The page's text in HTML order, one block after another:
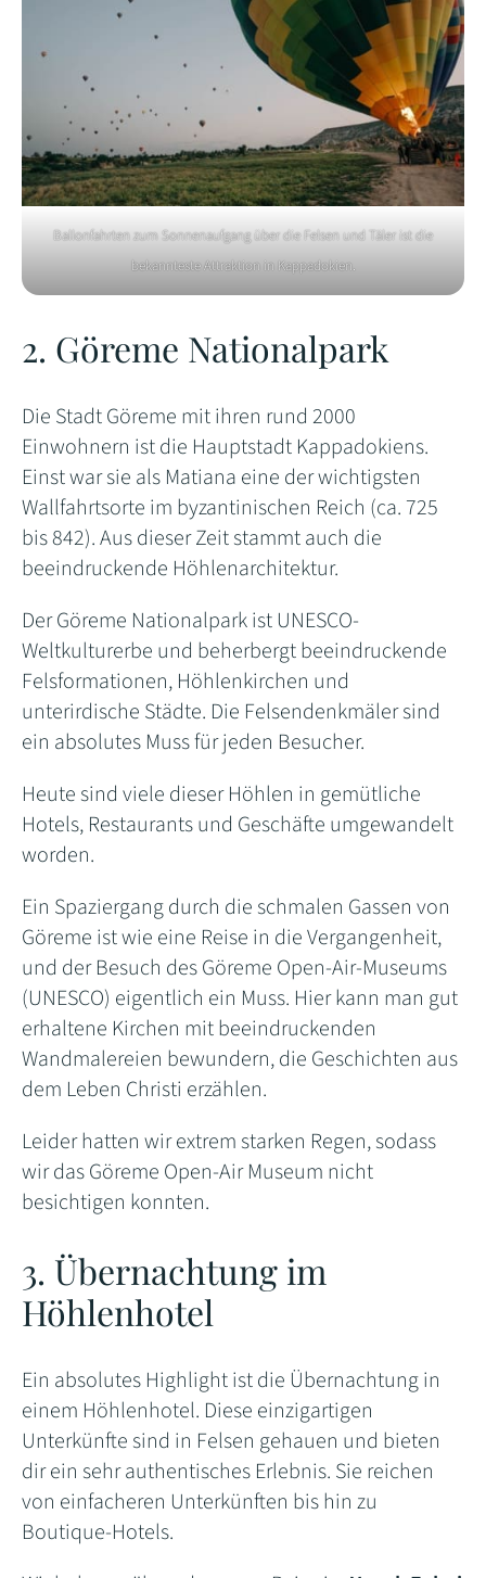
Ballonfahrten zum Sonnenaufgang über die Felsen und Täler ist die
bekannteste Attraktion in Kappadokien.
2. Göreme Nationalpark
Die Stadt Göreme mit ihren rund 2000
Einwohnern ist die Hauptstadt Kappadokiens.
Einst war sie als Matiana eine der wichtigsten
Wallfahrtsorte im byzantinischen Reich (ca. 725
bis 842). Aus dieser Zeit stammt auch die
beeindruckende Höhlenarchitektur.
Der Göreme Nationalpark ist UNESCO-
Weltkulturerbe und beherbergt beeindruckende
Felsformationen, Höhlenkirchen und
unterirdische Städte. Die Felsendenkmäler sind
ein absolutes Muss für jeden Besucher.
Heute sind viele dieser Höhlen in gemütliche
Hotels, Restaurants und Geschäfte umgewandelt
worden.
Ein Spaziergang durch die schmalen Gassen von
Göreme ist wie eine Reise in die Vergangenheit,
und der Besuch des Göreme Open-Air-Museums
(UNESCO) eigentlich ein Muss. Hier kann man gut
erhaltene Kirchen mit beeindruckenden
Wandmalereien bewundern, die Geschichten aus
dem Leben Christi erzählen.
Leider hatten wir extrem starken Regen, sodass
wir das Göreme Open-Air Museum nicht
besichtigen konnten.
3. Übernachtung im
Höhlenhotel
Ein absolutes Highlight ist die Übernachtung in
einem Höhlenhotel. Diese einzigartigen
Unterkünfte sind in Felsen gehauen und bieten
dir ein sehr authentisches Erlebnis. Sie reichen
von einfacheren Unterkünften bis hin zu
Boutique-Hotels.